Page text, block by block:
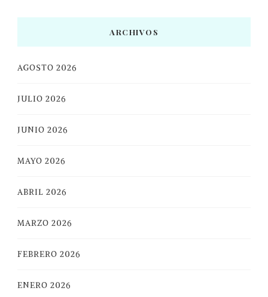
ARCHIVOS
AGOSTO 2026
JULIO 2026
JUNIO 2026
MAYO 2026
ABRIL 2026
MARZO 2026
FEBRERO 2026
ENERO 2026